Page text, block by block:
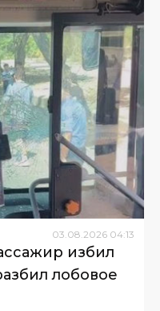
03.08.2026 04:13
избил
лобовое